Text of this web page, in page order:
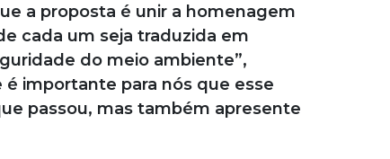
a proposta é unir a homenagem
cada um seja traduzida em
do meio ambiente”,
é importante para nós que esse
passou, mas também apresente